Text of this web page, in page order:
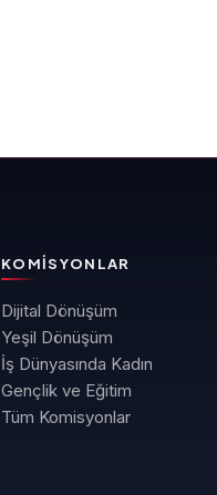
KOMISYONLAR
Dijital Dönüşüm
Yeşil Dönüşüm
İş Dünyasında Kadın
Gençlik ve Eğitim
Tüm Komisyonlar